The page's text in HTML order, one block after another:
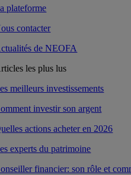
plateforme
contacter
de NEOFA
les plus lus
meilleurs investissements
investir son argent
actions acheter en 2026
experts du patrimoine
financier: son rôle et